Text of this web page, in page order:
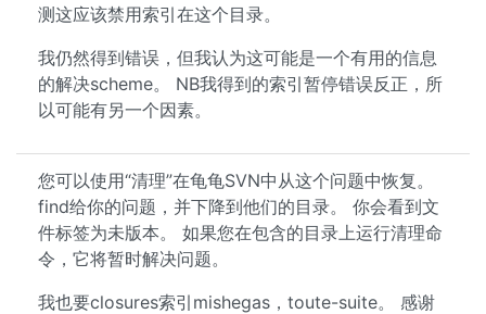
测这应该禁用索引在这个目录。
我仍然得到错误，但我认为这可能是一个有用的信息
的解决scheme。 NB我得到的索引暂停错误反正，所
以可能有另一个因素。
您可以使用“清理”在龟龟SVN中从这个问题中恢复。
find给你的问题，并下降到他们的目录。 你会看到文
件标签为未版本。 如果您在包含的目录上运行清理命
令，它将暂时解决问题。
我也要closures索引mishegas，toute-suite。 感谢